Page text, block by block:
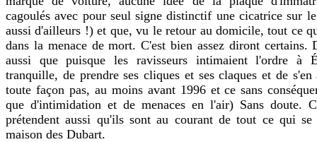
cagoulés avec pour seul signe distinctif une cicatrice sur
aussi d'ailleurs !) et que, vu le retour au domicile, tout ce
dans la menace de mort. C'est bien assez diront certains.
aussi que puisque les ravisseurs intimaient l'ordre à
tranquille, de prendre ses cliques et ses claques et de
toute façon pas, au moins avant 1996 et ce sans
que d'intimidation et de menaces en l'air) Sans doute.
prétendent aussi qu'ils sont au courant de tout ce qui
maison des Dubart.